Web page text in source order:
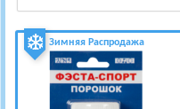
Зимняя Распродажа